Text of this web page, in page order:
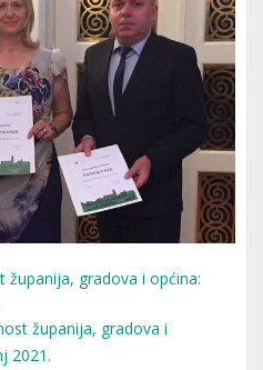
županija, gradova i općina:
županija, gradova i
2021.